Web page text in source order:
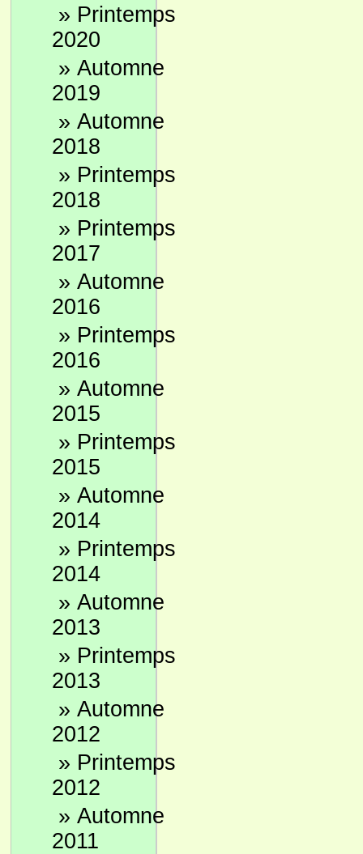
» Printemps
2020
» Automne
2019
» Automne
2018
» Printemps
2018
» Printemps
2017
» Automne
2016
» Printemps
2016
» Automne
2015
» Printemps
2015
» Automne
2014
» Printemps
2014
» Automne
2013
» Printemps
2013
» Automne
2012
» Printemps
2012
» Automne
2011